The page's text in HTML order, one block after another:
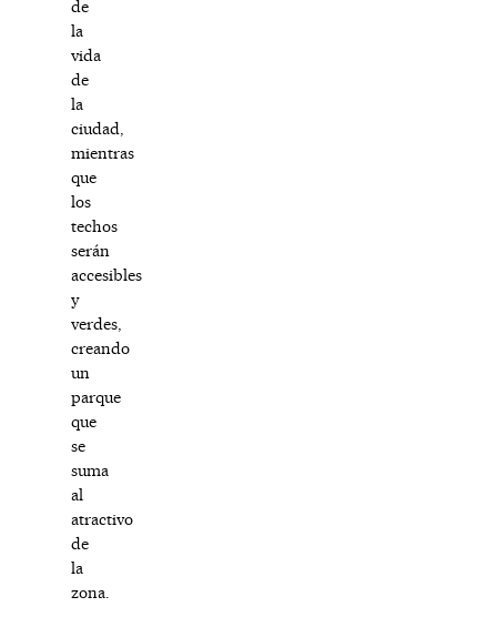
de
la
vida
de
la
ciudad,
mientras
que
los
techos
serán
accesibles
y
verdes,
creando
un
parque
que
se
suma
al
atractivo
de
la
zona.